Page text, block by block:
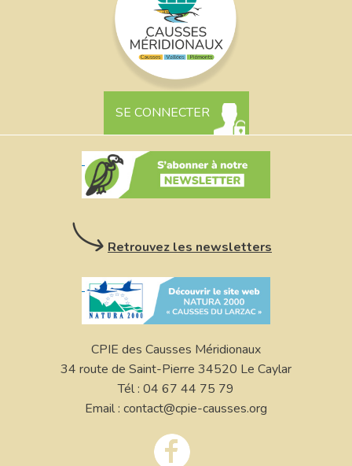
SE CONNECTER
Retrouvez les newsletters
CPIE des Causses Méridionaux
34 route de Saint-Pierre 34520 Le Caylar
Tél : 04 67 44 75 79
Email : contact@cpie-causses.org